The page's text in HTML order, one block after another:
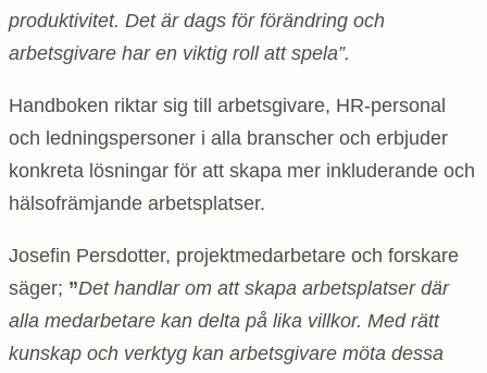
produktivitet. Det är dags för förändring och
arbetsgivare har en viktig roll att spela”.
Handboken riktar sig till arbetsgivare, HR-personal
och ledningspersoner i alla branscher och erbjuder
konkreta lösningar för att skapa mer inkluderande och
hälsofrämjande arbetsplatser.
Josefin Persdotter, projektmedarbetare och forskare
säger; ”Det handlar om att skapa arbetsplatser där
alla medarbetare kan delta på lika villkor. Med rätt
kunskap och verktyg kan arbetsgivare möta dessa